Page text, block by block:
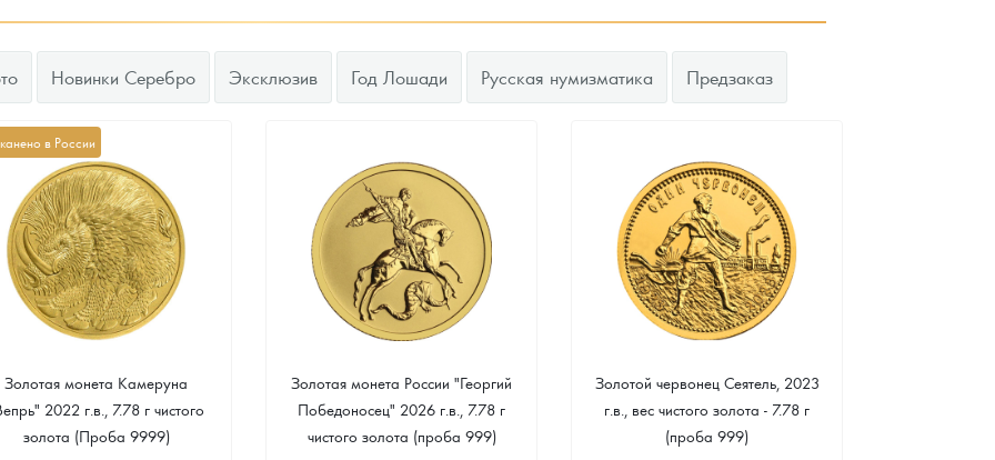
Новинки Серебро Эксклюзив Год Лошади Русская нумизматика Предзаказ
в России
Золотая монета Камеруна
2022 г.в., 7.78 г чистого
золота (Проба 9999)
Золотая монета России "Георгий
Победоносец" 2026 г.в., 7.78 г
чистого золота (проба 999)
Золотой червонец Сеятель, 2023
г.в., вес чистого золота - 7.78 г
(проба 999)